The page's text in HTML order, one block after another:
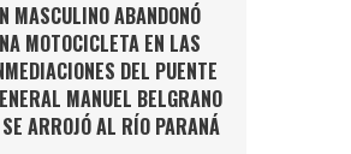
MASCULINO ABANDONÓ
MOTOCICLETA EN LAS
DEL PUENTE
MANUEL BELGRANO
ARROJÓ AL RÍO PARANÁ